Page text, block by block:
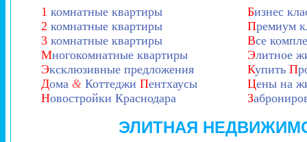
1 комнатные квартиры
2 комнатные квартиры
3комнатные квартиры
Многокомнатные квартиры
Эксклюзивные предложения
Дома &Коттеджи Пентхаусы
Новостройки Краснодара
Бизнес
Премиум
Все
Элитное
Купить П
Цены на
З
ЭЛИТНАЯ